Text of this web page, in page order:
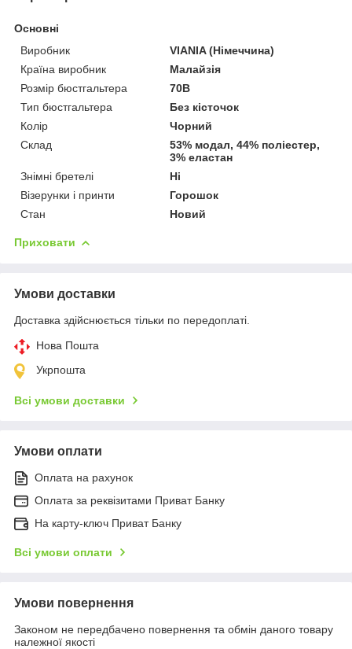
Основні
Виробник
VIANIA (Німеччина)
Країна виробник
Малайзія
Розмір бюстгальтера
70B
Тип бюстгальтера
Без кісточок
Колір
Чорний
Склад
53% модал, 44% поліестер,
3% еластан
Знімні бретелі
Ні
Візерунки і принти
Горошок
Стан
Новий
Приховати
Умови доставки
Доставка здійснюється тільки по передоплаті.
Нова Пошта
Укрпошта
Всі умови доставки
Умови оплати
Оплата на рахунок
Оплата за реквізитами Приват Банку
На карту-ключ Приват Банку
Всі умови оплати
Умови повернення
Законом не передбачено повернення та обмін даного товару
належної якості